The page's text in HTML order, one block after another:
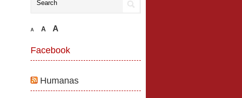
A A A
Facebook
Humanas